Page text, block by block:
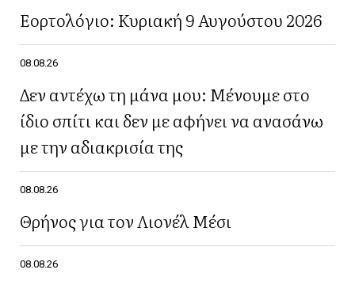
Εορτολόγιο: Κυριακή 9 Αυγούστου 2026
08.08.26
Δεν αντέχω τη μάνα μου: Μένουμε στο
ίδιο σπίτι και δεν με αφήνει να ανασάνω
με την αδιακρισία της
08.08.26
Θρήνος για τον Λιονέλ Μέσι
08.08.26